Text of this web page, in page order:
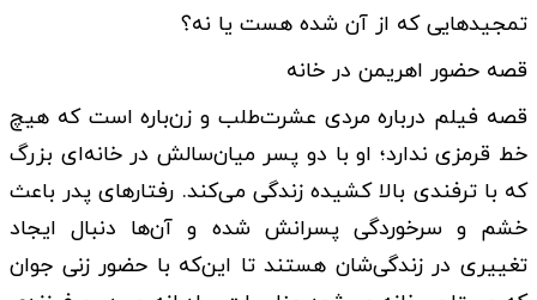
تمجیدهایی که از آن شده هست یا نه؟
قصه حضور اهریمن در خانه
قصه فیلم درباره مردی عشرت‌‌طلب و زن‌‌باره است که هیچ
خط قرمزی ندارد؛ او با دو پسر میان‌‌سالش در خانه‌‌ای بزرگ
که با ترفندی بالا کشیده زندگی می‌‌کند. رفتارهای پدر باعث
خشم و سرخوردگی پسرانش شده و آن‌‌ها دنبال ایجاد
تغییری در زندگی‌‌شان هستند تا این‌‌که با حضور زنی جوان